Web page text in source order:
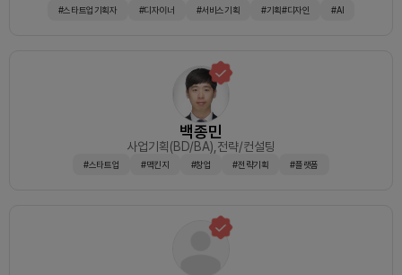
#스타트업기획자 #디자이너 #서비스기획 #기획#디자인 #AI
백종민
사업기획(BD/BA) ,전략/컨설팅
#스타트업 #맥킨지 #창업 #전략기획 #플랫폼